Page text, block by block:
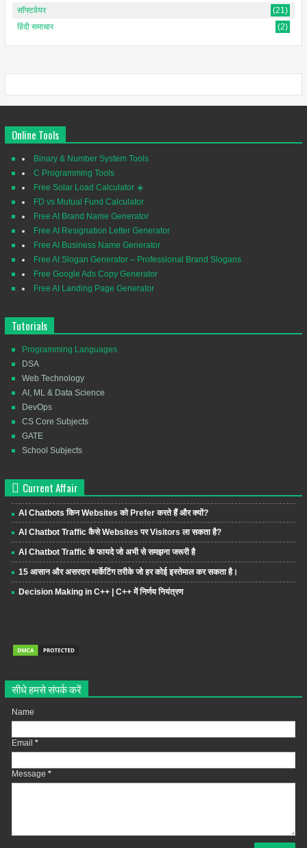
सॉफ्टवेयर
(21)
हिंदी समाचार
(2)
Online Tools
Binary & Number System Tools
C Programming Tools
Free Solar Load Calculator ☀️
FD vs Mutual Fund Calculator
Free AI Brand Name Generator
Free AI Resignation Letter Generator
Free AI Business Name Generator
Free AI Slogan Generator – Professional Brand Slogans
Free Google Ads Copy Generator
Free AI Landing Page Generator
Tutorials
Programming Languages
DSA
Web Technology
AI, ML & Data Science
DevOps
CS Core Subjects
GATE
School Subjects
Current Affair
AI Chatbots किन Websites को Prefer करते हैं और क्यों?
AI Chatbot Traffic कैसे Websites पर Visitors ला सकता है?
AI Chatbot Traffic के फायदे जो अभी से समझना जरूरी है
15 आसान और असरदार मार्केटिंग तरीके जो हर कोई इस्तेमाल कर सकता है।
Decision Making in C++ | C++ में निर्णय नियंत्रण
सीधे हमसे संपर्क करें
Name
Email *
Message *